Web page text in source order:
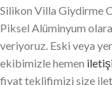
Silikon Villa Giydirme
Piksel Alüminyum
veriyoruz. Eski veya
ekibimizle hemen
fiyat teklifimizi size